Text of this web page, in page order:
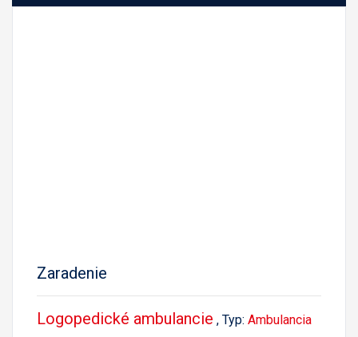
Zaradenie
Logopedické ambulancie , Typ: Ambulancia